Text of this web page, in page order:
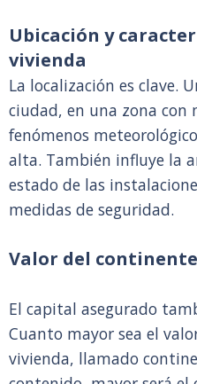
Ubicación y
vivienda
La localización es clave.
ciudad, en una zona con
fenómenos
alta. También influye la
estado de las
medidas de seguridad.
Valor del
El capital asegurado
Cuanto mayor sea el
vivienda, llamado